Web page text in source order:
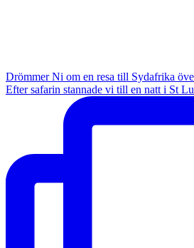
Drömmer Ni om en resa till Sydafrika
Efter safarin stannade vi till en natt i St